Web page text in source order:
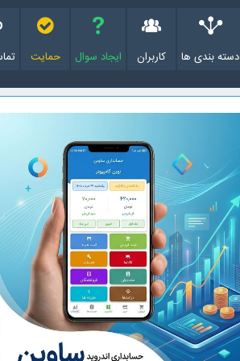
دسته بندی ها کاربران ایجاد سوال حمایت